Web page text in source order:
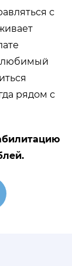
с
любимый
рядом с